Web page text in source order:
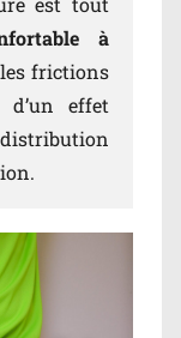
à
frictions
effet